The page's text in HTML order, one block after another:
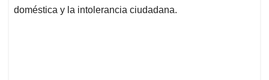
doméstica y la intolerancia ciudadana.